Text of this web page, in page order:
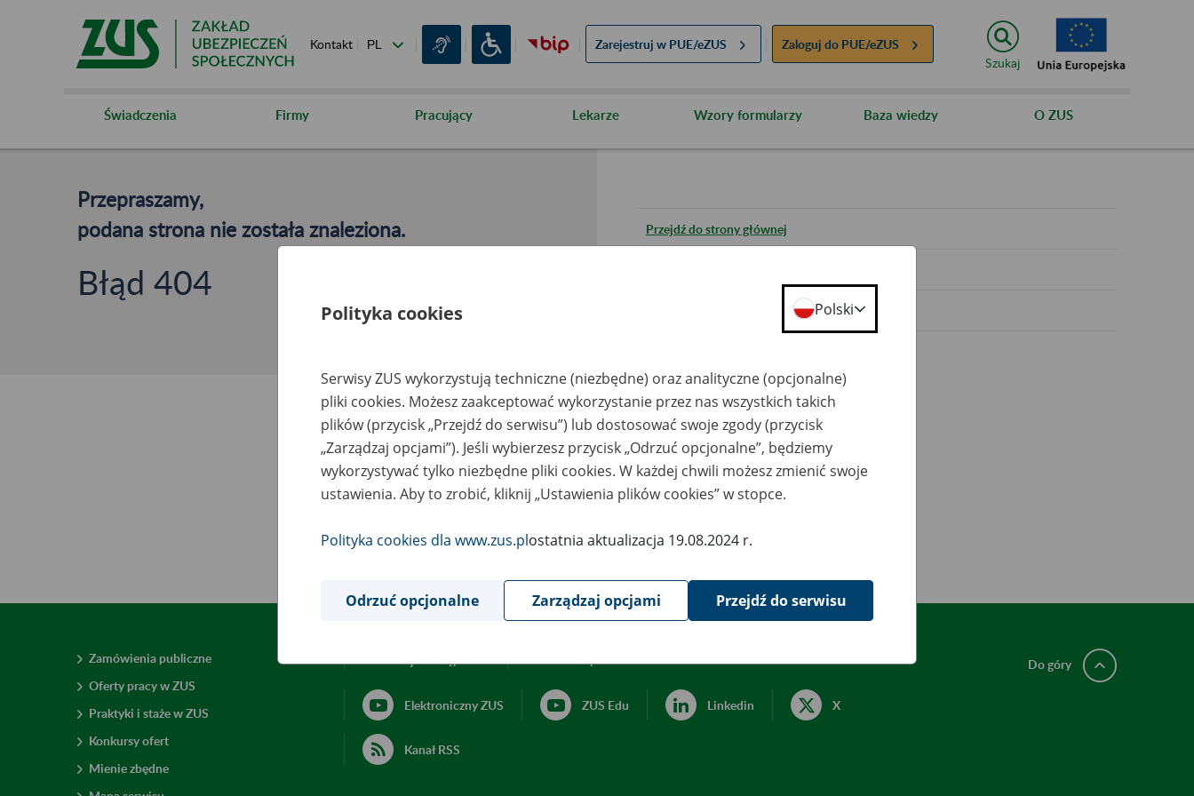
Kontakt Zarejestruj w PUE/eZUS Zaloguj do PUE/eZUS
Szukaj
Świadczenia Firmy Pracujący Lekarze Wzory formularzy Baza wiedzy O ZUS
Przepraszamy,
podana strona nie została znaleziona.
Błąd 404
Przejdź do strony głównej
Zamówienia publiczne
Oferty pracy w ZUS
Praktyki i staże w ZUS
Konkursy ofert
Mienie zbędne
Elektroniczny ZUS ZUS Edu Linkedin X
Kanał RSS
Do góry
Polityka cookies Polski
Serwisy ZUS wykorzystują techniczne (niezbędne) oraz analityczne (opcjonalne)
pliki cookies. Możesz zaakceptować wykorzystanie przez nas wszystkich takich
plików (przycisk „Przejdź do serwisu”) lub dostosować swoje zgody (przycisk
„Zarządzaj opcjami”). Jeśli wybierzesz przycisk „Odrzuć opcjonalne”, będziemy
wykorzystywać tylko niezbędne pliki cookies. W każdej chwili możesz zmienić swoje
ustawienia. Aby to zrobić, kliknij „Ustawienia plików cookies” w stopce.
Polityka cookies dla www.zus.plostatnia aktualizacja 19.08.2024 r.
Odrzuć opcjonalne Zarządzaj opcjami Przejdź do serwisu